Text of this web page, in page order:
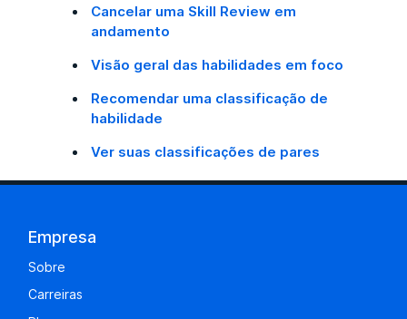
Cancelar uma Skill Review em
andamento
Visão geral das habilidades em foco
Recomendar uma classificação de
habilidade
Ver suas classificações de pares
Empresa
Sobre
Carreiras